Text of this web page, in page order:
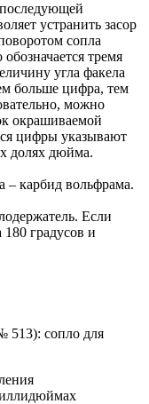
устранить засор
сопла
тремя
угла факела
больше цифра, тем
можно
окрашиваемой
цифры указывают
долях дюйма.
– карбид вольфрама.
Если
180 градусов и
513): сопло для